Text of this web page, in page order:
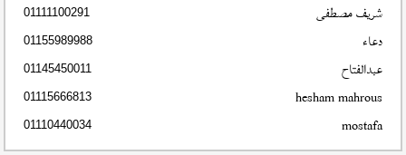
شريف مصطفى 01111100291
دعاء 01155989988
عبدالفتاح 01145450011
hesham mahrous
01115666813
mostafa
01110440034